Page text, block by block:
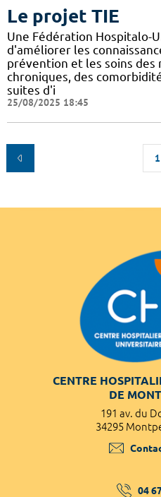
Le projet TIE
Une Fédération Hospitalo-
d'améliorer les
prévention et les soins des
chroniques, des
suites d'i
25/08/2025 18:45
1
CENTRE
DE
191 av. du
34295
04